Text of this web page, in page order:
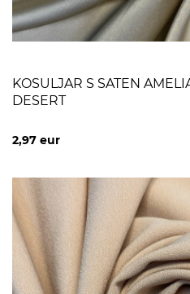
KOSULJAR S SATEN
DESERT
2,97 eur